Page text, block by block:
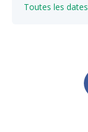
Toutes les dates